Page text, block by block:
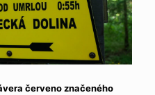
červeno značeného